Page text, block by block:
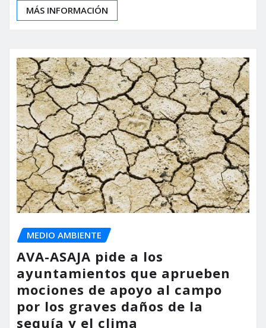
MÁS INFORMACIÓN
MEDIO AMBIENTE
AVA-ASAJA pide a los
ayuntamientos que aprueben
mociones de apoyo al campo
por los graves daños de la
sequía y el clima